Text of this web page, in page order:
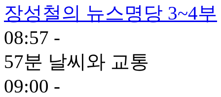
장성철의 뉴스명당 3~4부
08:57 -
57분 날씨와 교통
09:00 -